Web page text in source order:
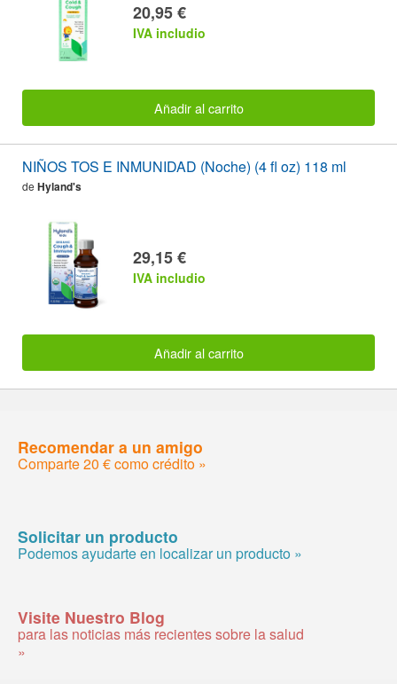
20,95 €
IVA includio
Añadir al carrito
NIÑOS TOS E INMUNIDAD (Noche) (4 fl oz) 118 ml
de Hyland's
29,15 €
IVA includio
Añadir al carrito
Recomendar a un amigo
Comparte 20 € como crédito »
Solicitar un producto
Podemos ayudarte en localizar un producto »
Visite Nuestro Blog
para las noticias más recientes sobre la salud
»